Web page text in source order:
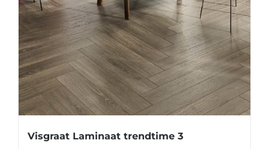
Visgraat Laminaat trendtime 3